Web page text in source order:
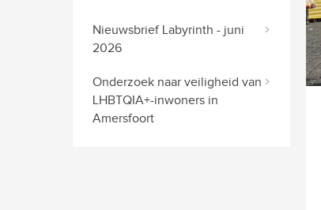
Nieuwsbrief Labyrinth - juni
2026
Onderzoek naar veiligheid van
LHBTQIA+-inwoners in
Amersfoort